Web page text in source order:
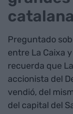
Preguntado
entre La Caixa
recuerda que
accionista del
vendió, del
del capital del